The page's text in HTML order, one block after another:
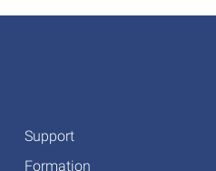
Support
Formation